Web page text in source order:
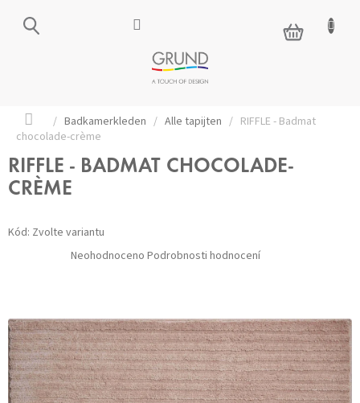
NÁKUPNÍ
KOŠÍK
Domů
/ Badkamerkleden / Alle tapijten / RIFFLE - Badmat
chocolade-crème
RIFFLE - BADMAT CHOCOLADE-
CRÈME
Kód: Zvolte variantu
Průměrné
hodnocení
Neohodnoceno Podrobnosti hodnocení